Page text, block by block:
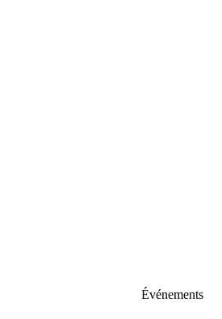
Événements